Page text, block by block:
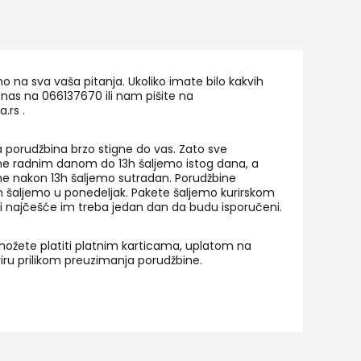
na sva vaša pitanja. Ukoliko imate bilo kakvih
na 066137670 ili nam pišite na
.
brzo stigne do vas. Zato sve
radnim danom do 13h šaljemo istog dana, a
nakon 13h šaljemo sutradan. Porudžbine
u ponedeljak. Pakete šaljemo kurirskom
i najčešće im treba jedan dan da budu isporučeni.
platiti platnim karticama, uplatom na
prilikom preuzimanja porudžbine.